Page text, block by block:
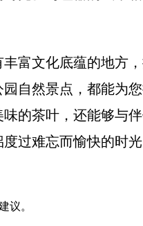
富文化底蕴的地方
自然景点，都能为
的茶叶，还能够与
过难忘而愉快的时光
议。